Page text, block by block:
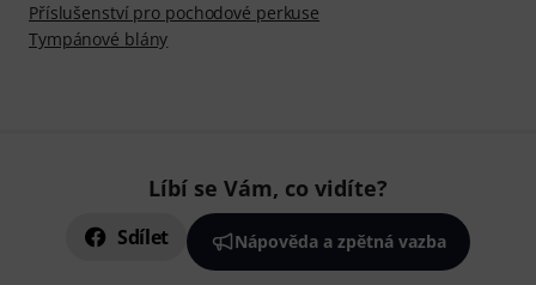
Příslušenství pro pochodové perkuse
Tympánové blány
Líbí se Vám, co vidíte?
Sdílet Nápověda a zpětná vazba